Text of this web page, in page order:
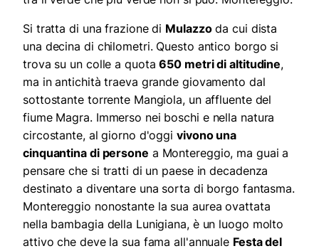
Si tratta di una frazione di Mulazzoda cui dista
una decina di chilometri. Questo antico borgo si
trova su un colle a quota650 metri di altitudine,
ma in antichità traeva grande giovamento dal
sottostante torrente Mangiola, un affluente del
fiume Magra. Immerso nei boschi e nella natura
circostante, al giorno d'oggi vivono una
cinquantina di persone a Montereggio, ma guai a
pensare che si tratti di un paese in decadenza
destinato a diventare una sorta di borgo fantasma.
Montereggio nonostante la sua aurea ovattata
nella bambagia della Lunigiana, è un luogo molto
attivo che deve la sua fama all'annuale Festa del